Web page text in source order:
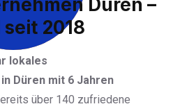
Düren –
2018
lokales
Düren mit 6 Jahren
über 140 zufriedene